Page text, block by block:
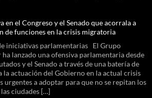
en el Congreso y el Senado que acorrala a
de funciones en la crisis migratoria
iniciativas parlamentarias El Grupo
lanzado una ofensiva parlamentaria desde
y el Senado a través de una batería de
la actuación del Gobierno en la actual crisis
urgentes a adoptar para que no se repitan los
ciudades […]